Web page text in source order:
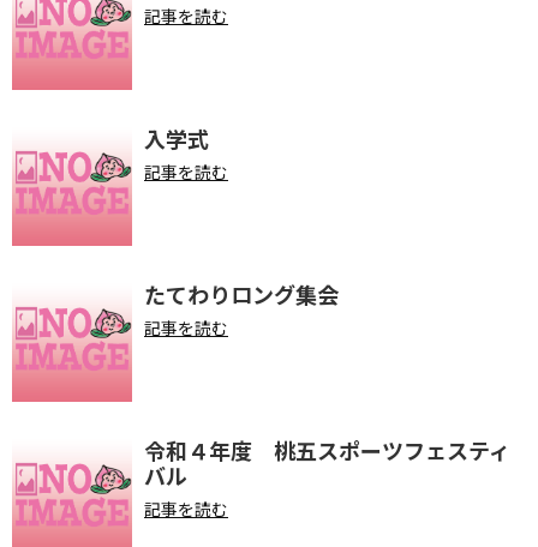
記事を読む
入学式
記事を読む
たてわりロング集会
記事を読む
令和４年度 桃五スポーツフェスティ
バル
記事を読む